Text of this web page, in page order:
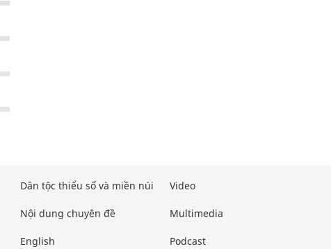
Dân tộc thiểu số và miền núi
Nội dung chuyên đề
English
Video
Multimedia
Podcast